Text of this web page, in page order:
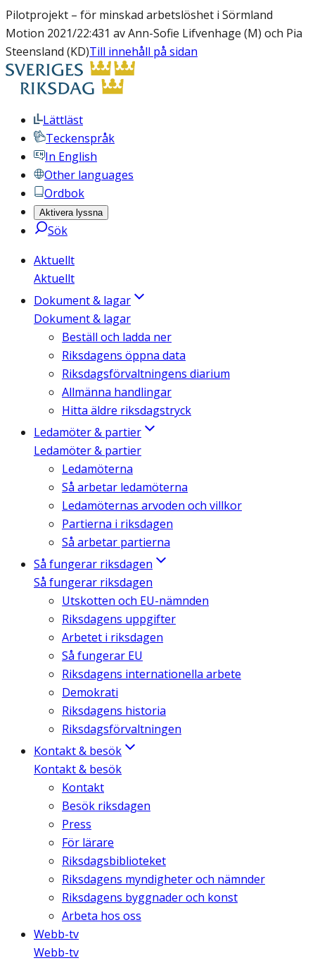
Pilotprojekt – för minskad arbetslöshet i Sörmland
Motion 2021/22:431 av Ann-Sofie Lifvenhage (M) och Pia
Steensland (KD)Till innehåll på sidan
Lättläst
Teckenspråk
In English
Other languages
Ordbok
Aktivera lyssna
Sök
Aktuellt
Aktuellt
Dokument & lagar
Dokument & lagar
Beställ och ladda ner
Riksdagens öppna data
Riksdagsförvaltningens diarium
Allmänna handlingar
Hitta äldre riksdagstryck
Ledamöter & partier
Ledamöter & partier
Ledamöterna
Så arbetar ledamöterna
Ledamöternas arvoden och villkor
Partierna i riksdagen
Så arbetar partierna
Så fungerar riksdagen
Så fungerar riksdagen
Utskotten och EU-nämnden
Riksdagens uppgifter
Arbetet i riksdagen
Så fungerar EU
Riksdagens internationella arbete
Demokrati
Riksdagens historia
Riksdagsförvaltningen
Kontakt & besök
Kontakt & besök
Kontakt
Besök riksdagen
Press
För lärare
Riksdagsbiblioteket
Riksdagens myndigheter och nämnder
Riksdagens byggnader och konst
Arbeta hos oss
Webb-tv
Webb-tv